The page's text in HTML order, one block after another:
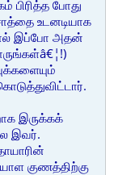
பிரித்த போது
உடனடியாக
இப்போ அதன்
இருக்கக்
இவர்.
குணத்திற்கு